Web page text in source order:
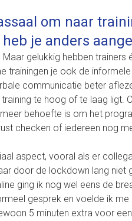
om naar
je anders
gelukkig hebben
trainingen je ook de
communicatie beter
te hoog of te laag ligt.
behoefte is om het
checken of iedereen nog
aspect, vooral als er
door de lockdown lang niet
ging ik nog wel eens de
gesprek en voelde ik
5 minuten extra voor